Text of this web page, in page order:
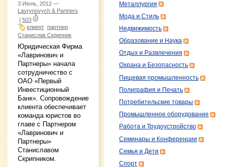
3 Июль, 2012 —
Lavrynovych & Partners
| 503
клиент партнер
Станислав Скрипник
Юридическая Фирма
«Лавринович и
Партнеры» начала
сотрудничество с
ОАО «Первый
Инвестиционный
Банк». Сопровождение
клиента обеспечивает
команда юристов во
главе с Партнером
«Лавринович и
Партнеры»
Станиславом
Скрипником.
Металлургия
Мода и Стиль
Недвижимость
Образование и Наука
Отдых и Развлечения
Охрана и Безопасность
Пищевая промышленность
Полиграфия и Печать
Потребительские товары
Промышленное оборудование
Работа и Трудоустройство
Семинары и Конференции
Семья и Дети
Спорт